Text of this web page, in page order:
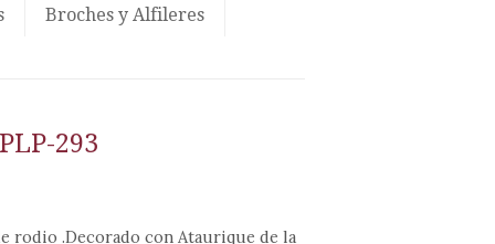
Broches y Alfileres
293
rodio .Decorado con Ataurique de la